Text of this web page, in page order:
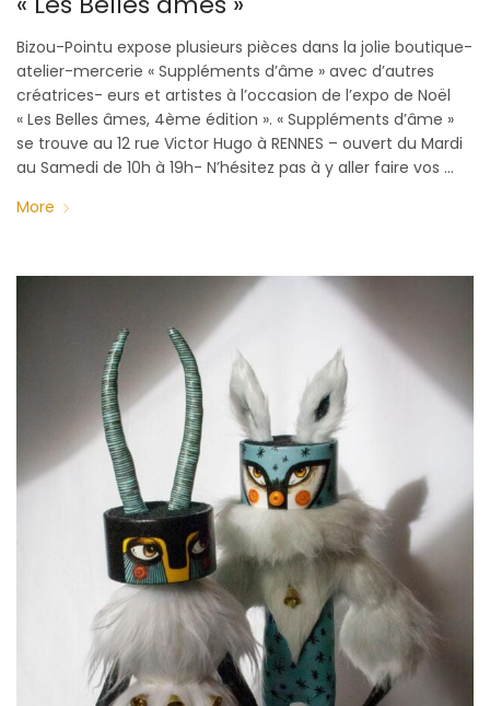
Bizou-Pointu expose plusieurs pièces dans la jolie boutique-
atelier-mercerie « Suppléments d’âme » avec d’autres
créatrices- eurs et artistes à l’occasion de l’expo de Noël
« Les Belles âmes, 4ème édition ». « Suppléments d’âme »
se trouve au 12 rue Victor Hugo à RENNES – ouvert du Mardi
au Samedi de 10h à 19h- N’hésitez pas à y aller faire vos …
More